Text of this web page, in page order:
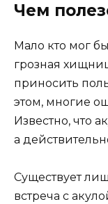
Чем
Мало кто мог
грозная
приносить
этом, многие
Известно, что
а
Существует
встреча с